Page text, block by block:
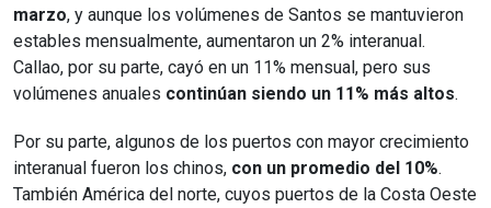
marzo, y aunque los volúmenes de Santos se mantuvieron
estables mensualmente, aumentaron un 2% interanual.
Callao, por su parte, cayó en un 11% mensual, pero sus
volúmenes anuales continúan siendo un 11% más altos.
Por su parte, algunos de los puertos con mayor crecimiento
interanual fueron los chinos, con un promedio del 10%.
También América del norte, cuyos puertos de la Costa Oeste